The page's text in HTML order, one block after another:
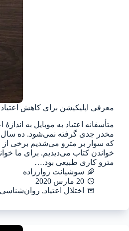
معرفی اپلیکیشن برای کاهش اعتیاد
متأسفانه اعتیاد به موبایل به اندازهٔ
مخدر جدی گرفته نمی‌شود. ده
که سوار بر مترو می‌شدیم برخی از
خواندن کتاب می‌دیدیم. برای ما
مترو کاری طبیعی بود.…
سوشیانت زوارزاده
20 مارس 2020
اختلال اعتیاد,